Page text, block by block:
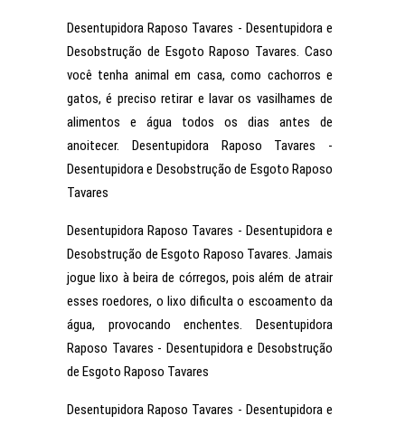
Desentupidora Raposo Tavares - Desentupidora e
Desobstrução de Esgoto Raposo Tavares. Caso
você tenha animal em casa, como cachorros e
gatos, é preciso retirar e lavar os vasilhames de
alimentos e água todos os dias antes de
anoitecer. Desentupidora Raposo Tavares -
Desentupidora e Desobstrução de Esgoto Raposo
Tavares
Desentupidora Raposo Tavares - Desentupidora e
Desobstrução de Esgoto Raposo Tavares. Jamais
jogue lixo à beira de córregos, pois além de atrair
esses roedores, o lixo dificulta o escoamento da
água, provocando enchentes. Desentupidora
Raposo Tavares - Desentupidora e Desobstrução
de Esgoto Raposo Tavares
Desentupidora Raposo Tavares - Desentupidora e